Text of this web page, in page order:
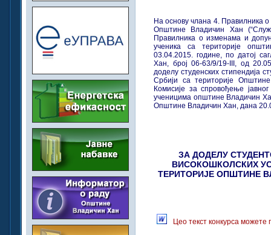
На основу члана 4. Правилника
Општине Владичин Хан
Правилника о изменама и
ученика са територије
03.04.2015. године, по датој
Хан, број 06-63/9/19-III, од
доделу студенских стипендија
Србији са територије
Комисије за спровођење
ученицима општине Владичин
Општине Владичин Хан, дана
ЗА ДОДЕЛУ
ВИСОКОШКОЛСКИХ
ТЕРИТОРИЈЕ ОПШТИНЕ
Цео текст конкурса можете